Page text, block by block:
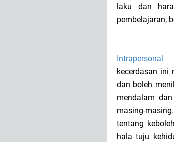
laku dan
pembelajaran,
Intrapersonal
kecerdasan ini
dan boleh
mendalam
masing-
tentang
hala tuju